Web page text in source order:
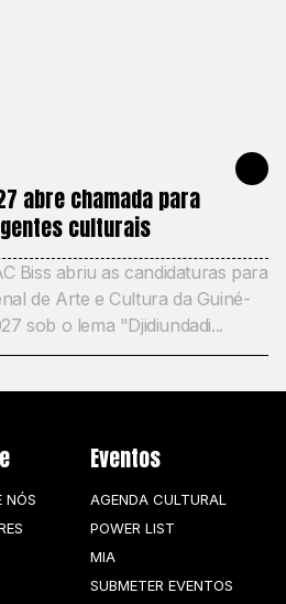
11 DE
abre chamada para
culturais
Biss abriu as candidaturas para
de Arte e Cultura da Guiné-
sob o lema "Djidiundadi...
NÓS
Eventos
AGENDA CULTURAL
POWER LIST
MIA
SUBMETER EVENTOS